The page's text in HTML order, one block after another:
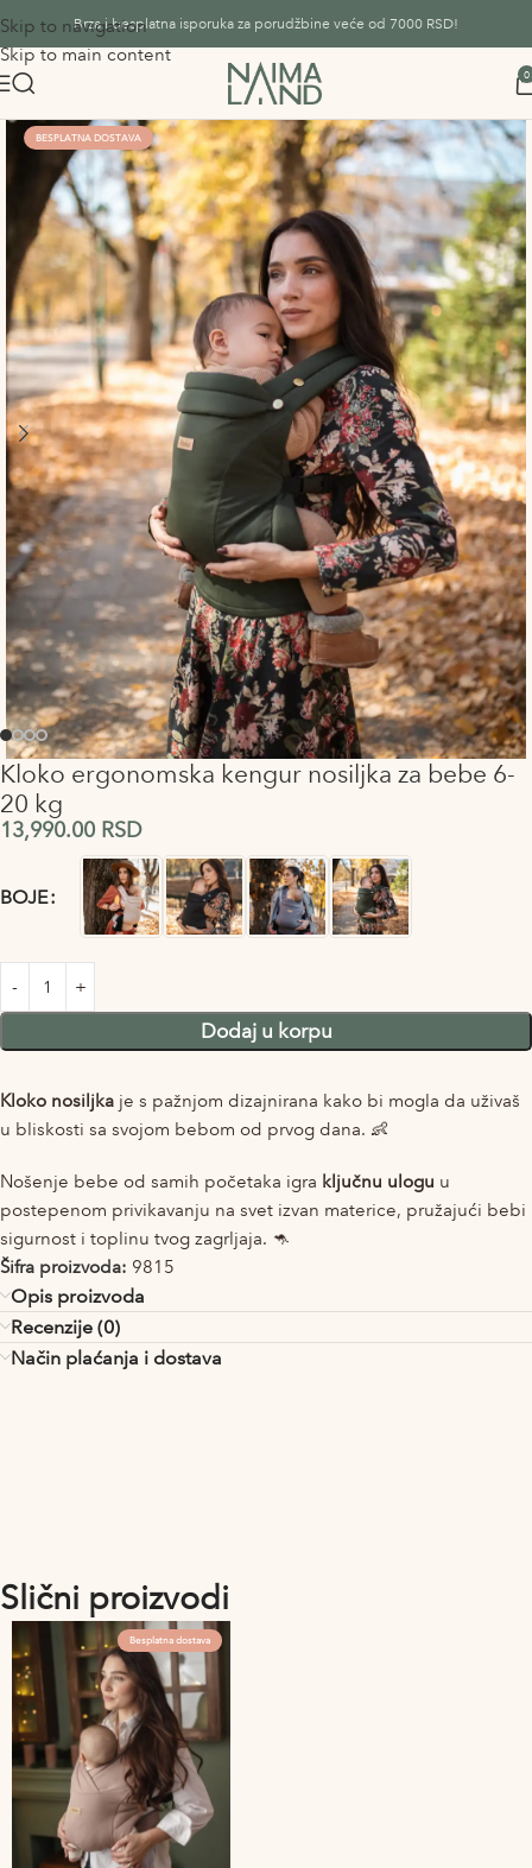
Skip to navigation
Skip to main content
Brza i besplatna isporuka za porudžbine veće od 7000 RSD!
0
BESPLATNA DOSTAVA
Kloko ergonomska kengur nosiljka za bebe 6-
20 kg
13,990.00 RSD
BOJE
Dodaj u korpu
Alternative:
Kloko nosiljka je s pažnjom dizajnirana kako bi mogla da uživaš
u bliskosti sa svojom bebom od prvog dana. 👶
Nošenje bebe od samih početaka igra ključnu ulogu u
postepenom privikavanju na svet izvan materice, pružajući bebi
sigurnost i toplinu tvog zagrljaja. 🦘
Šifra proizvoda: 9815
Opis proizvoda
Recenzije (0)
Način plaćanja i dostava
Slični proizvodi
Besplatna dostava